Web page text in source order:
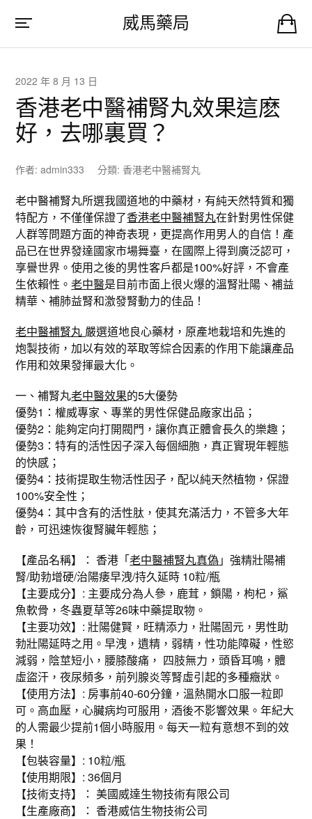
威馬藥局
2022 年 8 月 13 日
香港老中醫補腎丸效果這麽
好，去哪裏買？
作者:admin333 分類: 香港老中醫補腎丸
老中醫補腎丸所選我國道地的中藥材，有純天然特質和獨
特配方，不僅僅保證了香港老中醫補腎丸在針對男性保健
人群等問題方面的神奇表現，更提高作用男人的自信！產
品已在世界發達國家市場舞臺，在國際上得到廣泛認可，
享譽世界。使用之後的男性客戶都是100%好評，不會產
生依賴性。老中醫是目前市面上很火爆的溫腎壯陽、補益
精華、補肺益腎和激發腎動力的佳品！
老中醫補腎丸 嚴選道地良心藥材，原產地栽培和先進的
炮製技術，加以有效的萃取等綜合因素的作用下能讓產品
作用和效果發揮最大化。
一、補腎丸老中醫效果的5大優勢
優勢1：權威專家、專業的男性保健品廠家出品；
優勢2：能夠定向打開閥門，讓你真正體會長久的樂趣；
優勢3：特有的活性因子深入每個細胞，真正實現年輕態
的快感；
優勢4：技術提取生物活性因子，配以純天然植物，保證
100%安全性；
優勢4：其中含有的活性肽，使其充滿活力，不管多大年
齡，可迅速恢復腎臟年輕態；
【產品名稱】： 香港「老中醫補腎丸真偽」強精壯陽補
腎/助勃增硬/治陽痿早洩/持久延時 10粒/瓶
【主要成分】: 主要成分為人參，鹿茸，鎖陽，枸杞，鯊
魚軟骨，冬蟲夏草等26味中藥提取物。
【主要功效】: 壯陽健賢，旺精添力，壯陽固元，男性助
勃壯陽延時之用。早洩，遺精，弱精，性功能障礙，性慾
減弱，陰莖短小，腰膝酸痛， 四肢無力，頭昏耳鳴，體
虛盜汗，夜尿頻多，前列腺炎等腎虛引起的多種癥狀。
【使用方法】: 房事前40-60分鐘，溫熱開水口服一粒即
可。高血壓，心臟病均可服用，酒後不影響效果。年紀大
的人需最少提前1個小時服用。每天一粒有意想不到的效
果！
【包裝容量】: 10粒/瓶
【使用期限】: 36個月
【技術支持】： 美國威達生物技術有限公司
【生產廠商】： 香港威信生物技術公司